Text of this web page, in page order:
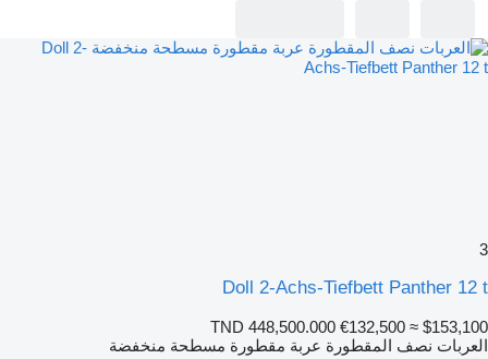
3
Doll 2-Achs-Tiefbett Panther 12 t
TND 448,500.000 €132,500 ≈ $153,100
العربات نصف المقطورة عربة مقطورة مسطحة منخفضة